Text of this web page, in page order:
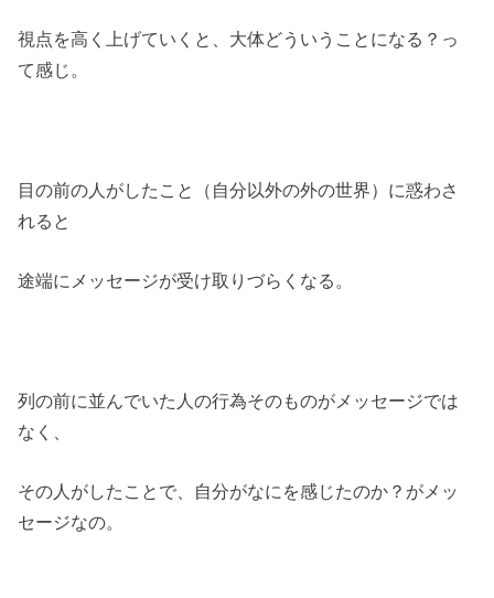
視点を高く上げていくと、大体どういうことになる？っ
て感じ。
目の前の人がしたこと（自分以外の外の世界）に惑わさ
れると
途端にメッセージが受け取りづらくなる。
列の前に並んでいた人の行為そのものがメッセージでは
なく、
その人がしたことで、自分がなにを感じたのか？がメッ
セージなの。